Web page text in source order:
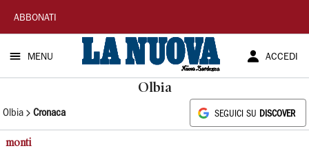
La
Nuova
Sardegna
ABBONATI
MENU ACCEDI
Olbia
Olbia Cronaca SEGUICI SU DISCOVER
monti